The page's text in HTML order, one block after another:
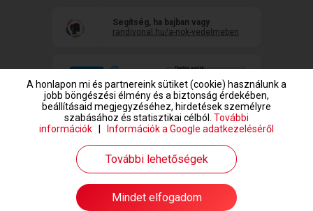
Segítség, ha bajban vagy
randivonal.hu/a-nok-vedelmeben
www.randivonal.hu © Copyright 1999-2026 Dating Central Europe Zrt.
A honlapon mi és partnereink sütiket (cookie) használunk a
jobb böngészési élmény és a biztonság érdekében,
beállításaid megjegyzéséhez, hirdetések személyre
szabásához és statisztikai célból. További
információk
Információk a Google adatkezeléséről
További lehetőségek
Mindet elfogadom